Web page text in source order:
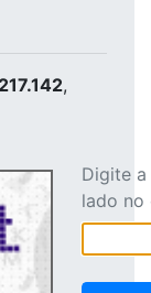
,
Digite
lado no